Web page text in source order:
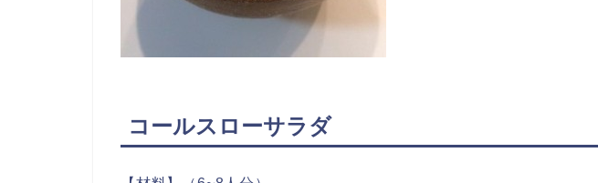
コールスローサラダ